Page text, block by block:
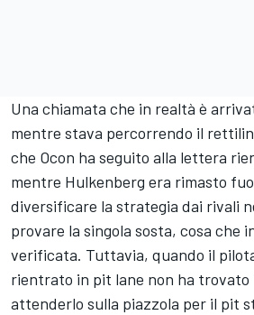
Una chiamata che in realtà è
mentre stava percorrendo il
che Ocon ha seguito alla lettera
mentre Hulkenberg era rimasto
diversificare la strategia dai rivali
provare la singola sosta, cosa che
verificata. Tuttavia, quando il
rientrato in pit lane non ha trovato
attenderlo sulla piazzola per il pit